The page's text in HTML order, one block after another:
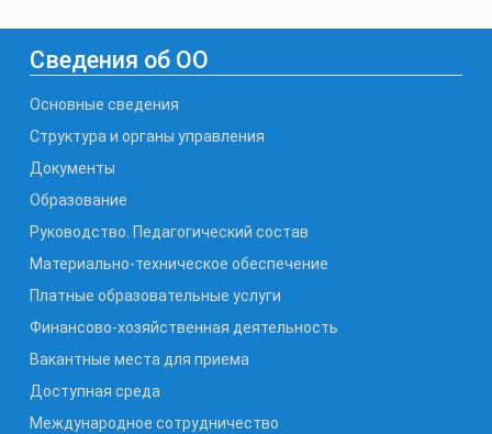
Сведения об ОО
Основные сведения
Структура и органы управления
Документы
Образование
Руководство. Педагогический состав
Материально-техническое обеспечение
Платные образовательные услуги
Финансово-хозяйственная деятельность
Вакантные места для приема
Доступная среда
Международное сотрудничество